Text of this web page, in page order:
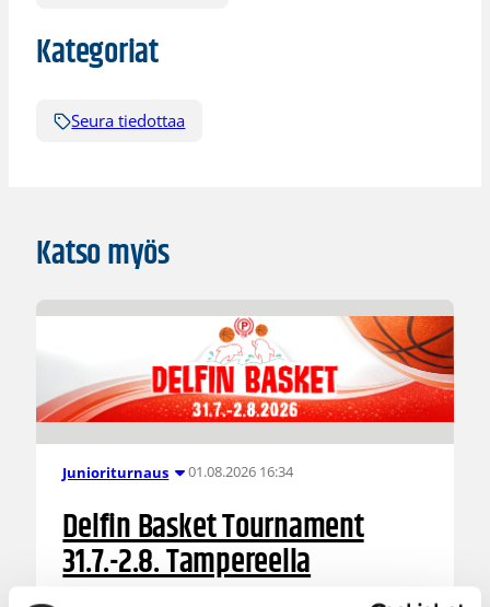
Kategoriat
Seura tiedottaa
Katso myös
Junioriturnaus 01.08.2026 16:34
Delfin Basket Tournament
31.7.-2.8. Tampereella